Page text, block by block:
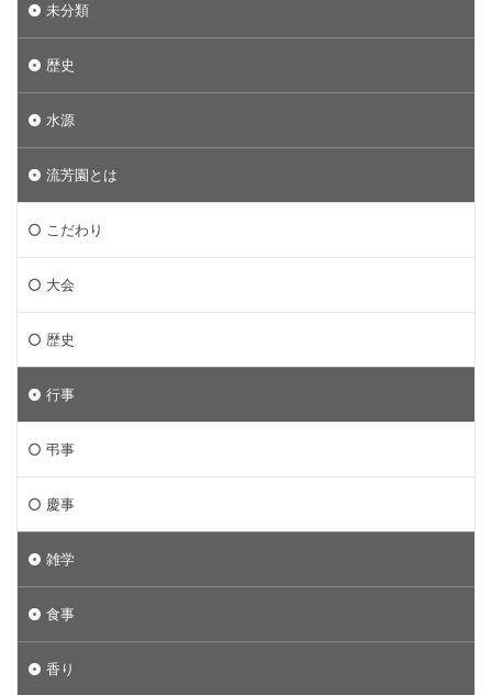
未分類
歴史
水源
流芳園とは
こだわり
大会
歴史
行事
弔事
慶事
雑学
食事
香り